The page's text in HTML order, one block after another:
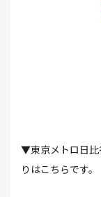
▼東京メトロ日比
りはこちらです。